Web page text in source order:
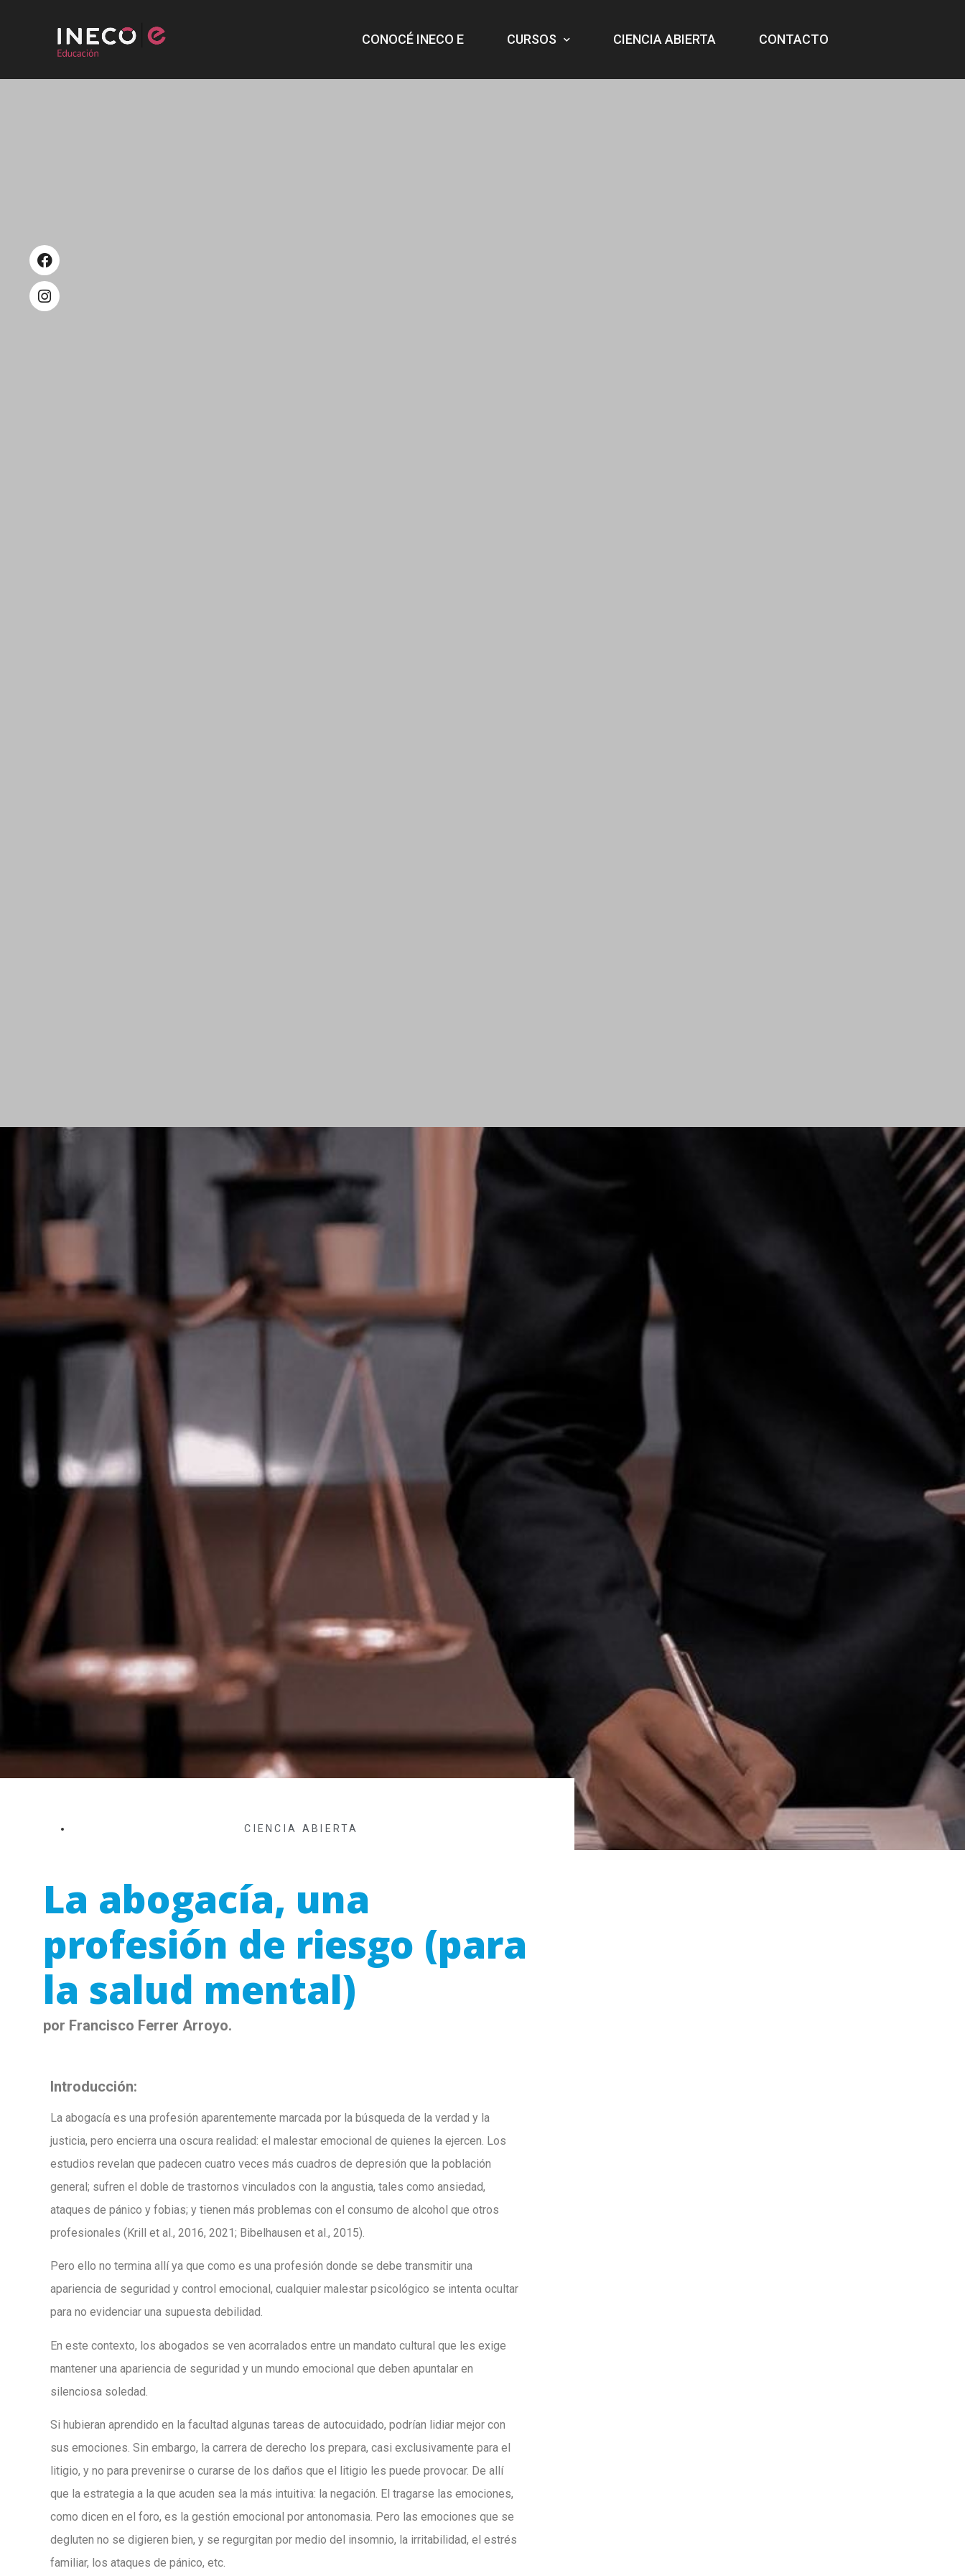
CONOCÉ INECO E CURSOS CIENCIA ABIERTA CONTACTO
CIENCIA ABIERTA
La abogacía, una
profesión de riesgo (para
la salud mental)
por Francisco Ferrer Arroyo.
Introducción:
La abogacía es una profesión aparentemente marcada por la búsqueda de la verdad y la
justicia, pero encierra una oscura realidad: el malestar emocional de quienes la ejercen. Los
estudios revelan que padecen cuatro veces más cuadros de depresión que la población
general; sufren el doble de trastornos vinculados con la angustia, tales como ansiedad,
ataques de pánico y fobias; y tienen más problemas con el consumo de alcohol que otros
profesionales (Krill et al., 2016, 2021; Bibelhausen et al., 2015).
Pero ello no termina allí ya que como es una profesión donde se debe transmitir una
apariencia de seguridad y control emocional, cualquier malestar psicológico se intenta ocultar
para no evidenciar una supuesta debilidad.
En este contexto, los abogados se ven acorralados entre un mandato cultural que les exige
mantener una apariencia de seguridad y un mundo emocional que deben apuntalar en
silenciosa soledad.
Si hubieran aprendido en la facultad algunas tareas de autocuidado, podrían lidiar mejor con
sus emociones. Sin embargo, la carrera de derecho los prepara, casi exclusivamente para el
litigio, y no para prevenirse o curarse de los daños que el litigio les puede provocar. De allí
que la estrategia a la que acuden sea la más intuitiva: la negación. El tragarse las emociones,
como dicen en el foro, es la gestión emocional por antonomasia. Pero las emociones que se
degluten no se digieren bien, y se regurgitan por medio del insomnio, la irritabilidad, el estrés
familiar, los ataques de pánico, etc.